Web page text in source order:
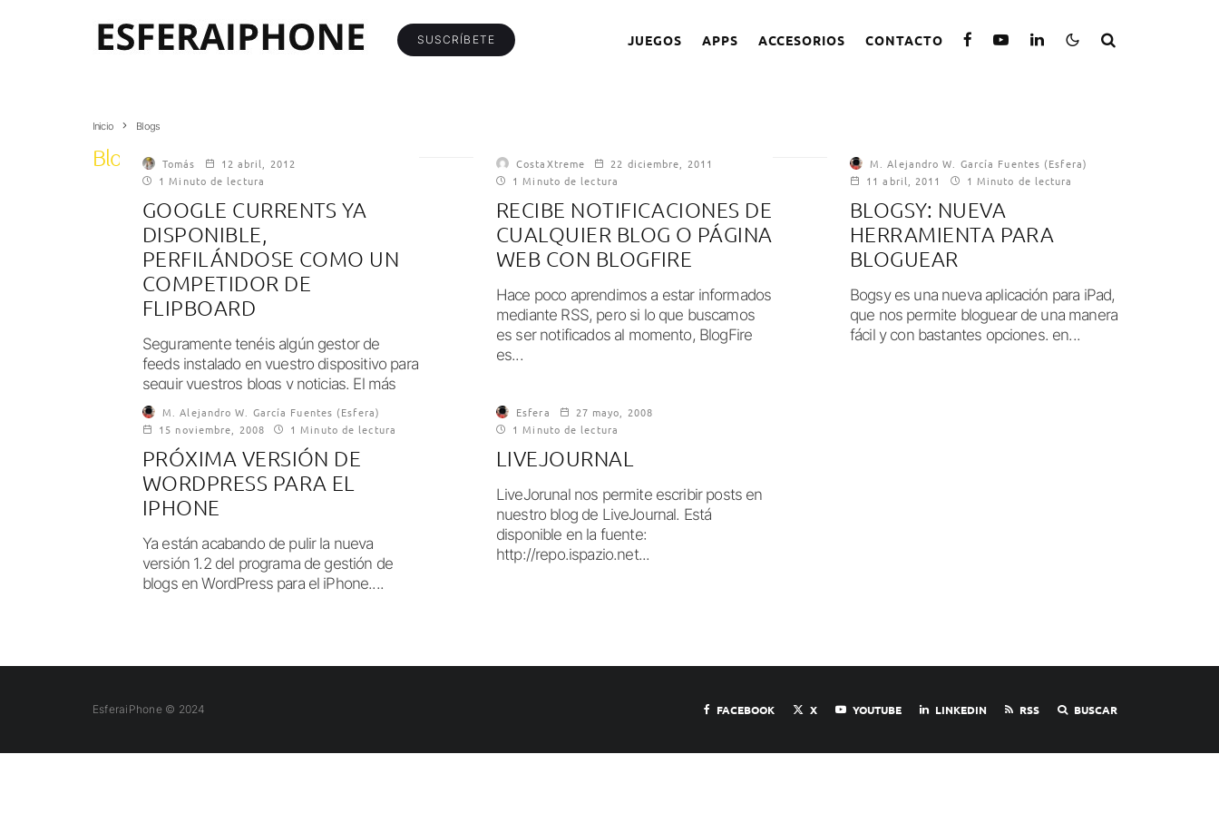
SUSCRÍBETE JUEGOS APPS ACCESORIOS CONTACTO
Inicio Blogs
Blogs Tomás
12 abril, 2012
1 Minuto de lectura
GOOGLE CURRENTS YA
DISPONIBLE,
PERFILÁNDOSE COMO UN
COMPETIDOR DE
FLIPBOARD
Seguramente tenéis algún gestor de
feeds instalado en vuestro dispositivo para
seguir vuestros blogs y noticias. El más
conocido es,...
CostaXtreme
22 diciembre, 2011
1 Minuto de lectura
RECIBE NOTIFICACIONES DE
CUALQUIER BLOG O PÁGINA
WEB CON BLOGFIRE
Hace poco aprendimos a estar informados
mediante RSS, pero si lo que buscamos
es ser notificados al momento, BlogFire
es...
M. Alejandro W. García Fuentes (Esfera)
11 abril, 2011
1 Minuto de lectura
BLOGSY: NUEVA
HERRAMIENTA PARA
BLOGUEAR
Bogsy es una nueva aplicación para iPad,
que nos permite bloguear de una manera
fácil y con bastantes opciones. en...
M. Alejandro W. García Fuentes (Esfera)
15 noviembre, 2008
1 Minuto de lectura
PRÓXIMA VERSIÓN DE
WORDPRESS PARA EL
IPHONE
Ya están acabando de pulir la nueva
versión 1.2 del programa de gestión de
blogs en WordPress para el iPhone....
Esfera
27 mayo, 2008
1 Minuto de lectura
LIVEJOURNAL
LiveJorunal nos permite escribir posts en
nuestro blog de LiveJournal. Está
disponible en la fuente:
http://repo.ispazio.net...
EsferaiPhone © 2024 FACEBOOK X YOUTUBE LINKEDIN RSS BUSCAR